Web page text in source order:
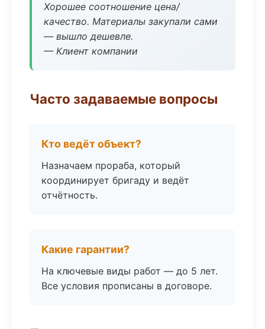
Хорошее соотношение цена/
качество. Материалы закупали сами
— вышло дешевле.
— Клиент компании
Часто задаваемые вопросы
Кто ведёт объект?
Назначаем прораба, который
координирует бригаду и ведёт
отчётность.
Какие гарантии?
На ключевые виды работ — до 5 лет.
Все условия прописаны в договоре.